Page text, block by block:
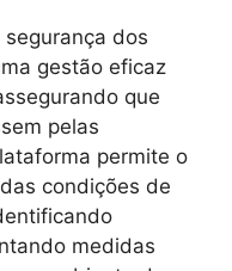
dos
gestão eficaz
que
pelas
permite o
condições de
medidas